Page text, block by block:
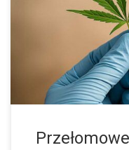
walce z glejakiem
metod leczenia
wielopostaciowy (GBM)